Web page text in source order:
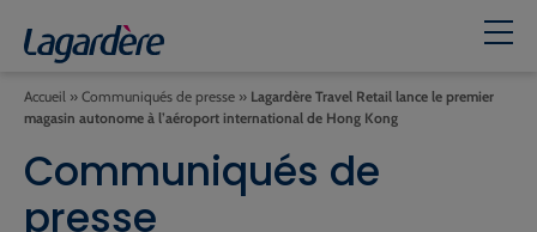
Accueil » Communiqués de presse » Lagardère Travel Retail lance le premier
magasin autonome à l’aéroport international de Hong Kong
Communiqués de
presse